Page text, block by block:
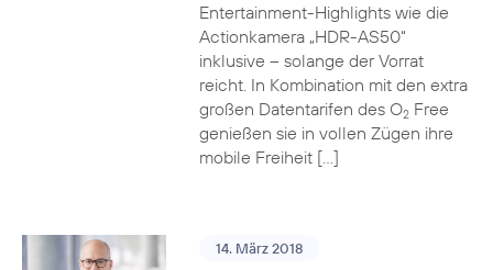
Entertainment-Highlights wie die
Actionkamera „HDR-AS50“
inklusive – solange der Vorrat
reicht. In Kombination mit den extra
großen Datentarifen des O2Free
genießen sie in vollen Zügen ihre
mobile Freiheit […]
14. März 2018